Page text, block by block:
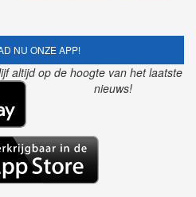
NU ONZE APP!
altijd op de hoogte van het laatste
nieuws!